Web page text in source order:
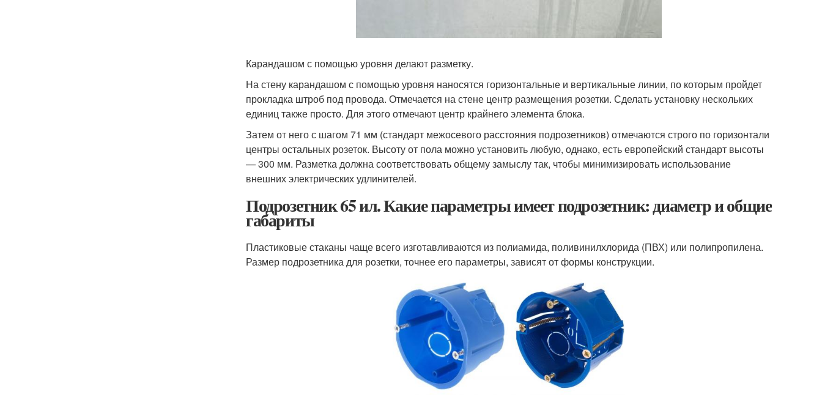
Карандашом с помощью уровня делают разметку.
На стену карандашом с помощью уровня наносятся горизонтальные и вертикальные линии, по которым пройдет
прокладка штроб под провода. Отмечается на стене центр размещения розетки. Сделать установку нескольких
единиц также просто. Для этого отмечают центр крайнего элемента блока.
Затем от него с шагом 71 мм (стандарт межосевого расстояния подрозетников) отмечаются строго по горизонтали
центры остальных розеток. Высоту от пола можно установить любую, однако, есть европейский стандарт высоты
— 300 мм. Разметка должна соответствовать общему замыслу так, чтобы минимизировать использование
внешних электрических удлинителей.
Подрозетник 65 ил. Какие параметры имеет подрозетник: диаметр и общие
габариты
Пластиковые стаканы чаще всего изготавливаются из полиамида, поливинилхлорида (ПВХ) или полипропилена.
Размер подрозетника для розетки, точнее его параметры, зависят от формы конструкции.